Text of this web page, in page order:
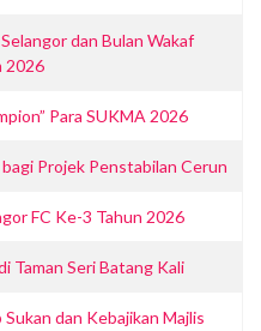
dan Bulan Wakaf
2026
Para SUKMA 2026
Projek Penstabilan Cerun
FC Ke-3 Tahun 2026
Taman Seri Batang Kali
dan Kebajikan Majlis